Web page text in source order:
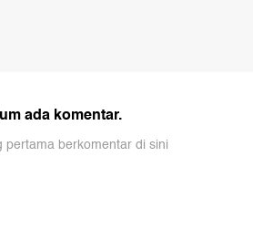
ada komentar.
pertama berkomentar di sini